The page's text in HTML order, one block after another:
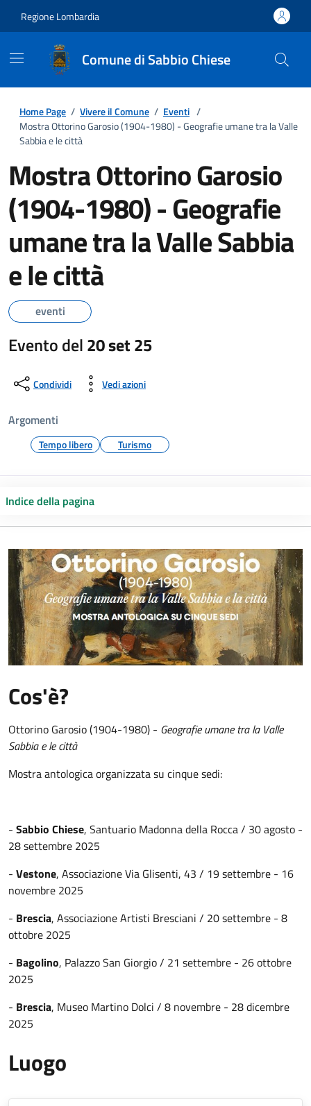
Regione Lombardia
Comune di Sabbio Chiese
Home Page / Vivere il Comune / Eventi /
Mostra Ottorino Garosio (1904-1980) - Geografie umane tra la Valle
Sabbia e le città
Mostra Ottorino Garosio
(1904-1980) - Geografie
umane tra la Valle Sabbia
e le città
eventi
Evento del20 set 25
Condividi Vedi azioni
Argomenti
Tempo libero Turismo
Indice della pagina
Cos'è?
Ottorino Garosio (1904-1980) - Geografie umane tra la Valle
Sabbia e le città
Mostra antologica organizzata su cinque sedi:
- Sabbio Chiese, Santuario Madonna della Rocca / 30 agosto -
28 settembre 2025
- Vestone, Associazione Via Glisenti, 43 / 19 settembre - 16
novembre 2025
- Brescia, Associazione Artisti Bresciani / 20 settembre - 8
ottobre 2025
- Bagolino, Palazzo San Giorgio / 21 settembre - 26 ottobre
2025
- Brescia, Museo Martino Dolci / 8 novembre - 28 dicembre
2025
Luogo